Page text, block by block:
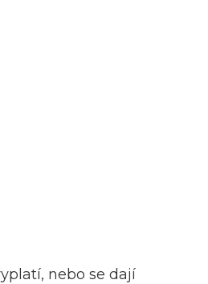
nebo se dají